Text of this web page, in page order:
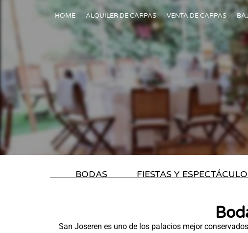
HOME ALQUILER DE CARPAS VENTA DE CARPAS
BODAS FIESTAS Y
San Joseren es uno de los palacios mejor